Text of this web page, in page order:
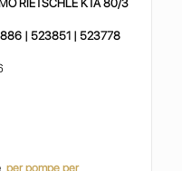
RIETSCHLE KTA 80/3
| 523851 | 523778
per pompe per